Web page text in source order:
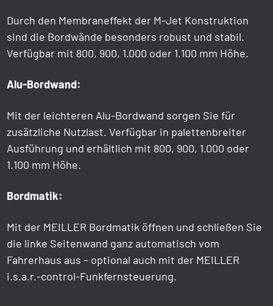
Durch den Membraneffekt der M-Jet Konstruktion
sind die Bordwände besonders robust und stabil.
Verfügbar mit 800, 900, 1.000 oder 1.100 mm Höhe.
Alu-Bordwand:
Mit der leichteren Alu-Bordwand sorgen Sie für
zusätzliche Nutzlast. Verfügbar in palettenbreiter
Ausführung und erhältlich mit 800, 900, 1.000 oder
1.100 mm Höhe.
Bordmatik:
Mit der MEILLER Bordmatik öffnen und schließen Sie
die linke Seitenwand ganz automatisch vom
Fahrerhaus aus – optional auch mit der MEILLER
i.s.a.r.-control-Funkfernsteuerung.